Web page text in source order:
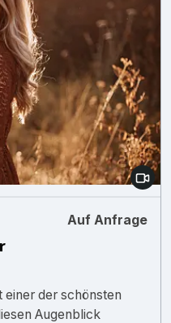
Auf Anfrage
einer der schönsten
Augenblick